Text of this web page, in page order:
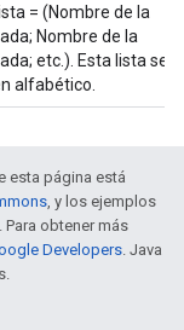
= (Nombre de la
Nombre de la
etc.). Esta lista se
alfabético.
esta página está
, y los ejemplos
. Para obtener más
Developers. Java